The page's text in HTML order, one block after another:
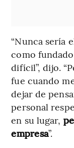
“Nunca sería
como
difícil”, dijo.
fue cuando
dejar de
personal
en su lugar,
empresa”.